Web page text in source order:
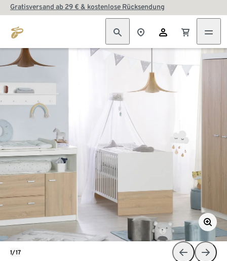
Gratisversand ab 29 € & kostenlose Rücksendung
1/17